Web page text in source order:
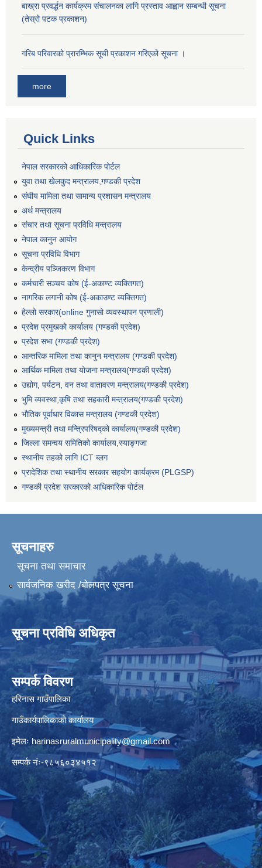
बाख्रा प्रवर्द्धन कार्यक्रम संचालनका लागि प्रस्ताव आह्वान सम्बन्धी सूचना
(तेस्रो पटक प्रकाशन)
गरिब परिवारको प्रारम्भिक सूची प्रकाशन गरिएको सूचना ।
more
Quick Links
नेपाल सरकारको आधिकारिक पोर्टल
युवा तथा खेलकुद मन्त्रालय,गण्डकी प्रदेश
संघीय मामिला तथा सामान्य प्रशासन मन्त्रालय
अर्थ मन्त्रालय
संचार तथा सूचना प्रविधि मन्त्रालय
नेपाल कानुन आयोग
सूचना प्रविधि विभाग
केन्द्रीय पञ्जिकरण विभाग
कर्मचारी सञ्‍चय कोष (ई‍-अकाण्ट व्यक्तिगत)
नागरिक लगानी कोष (ई-अकाउण्ट व्यक्तिगत)
हेल्लो सरकार(online गुनासो व्यवस्थापन प्रणाली)
प्रदेश प्रमुखको कार्यालय (गण्डकी प्रदेश)
प्रदेश सभा (गण्डकी प्रदेश)
आन्तरिक मामिला तथा कानुन मन्त्रालय (गण्डकी प्रदेश)
आर्थिक मामिला तथा योजना मन्त्रालय(गण्डकी प्रदेश)
उद्योग, पर्यटन, वन तथा वातावरण मन्त्रालय(गण्डकी प्रदेश)
भुमि व्यवस्था,कृषि तथा सहकारी मन्त्रालय(गण्डकी प्रदेश)
भौतिक पूर्वाधार विकास मन्त्रालय (गण्डकी प्रदेश)
मुख्यमन्त्री तथा मन्त्रिपरिषद्को कार्यालय(गण्डकी प्रदेश)
जिल्ला समन्वय समितिको कार्यालय,स्याङ्गजा
स्थानीय तहको लागि ICT ब्लग
प्रादेशिक तथा स्थानीय सरकार सहयोग कार्यक्रम (PLGSP)
गण्डकी प्रदेश सरकारको आधिकारिक पोर्टल
सूचनाहरु
सूचना तथा समाचार
सार्वजनिक खरीद /बोलपत्र सूचना
सूचना प्रविधि अधिकृत
सम्पर्क विवरण
हरिनास गाउँपालिका
गाउँकार्यपालिकाको कार्यालय
इमेलः harinasruralmunicipality@gmail.com
सम्पर्क नंः-९८५६०३४५१२